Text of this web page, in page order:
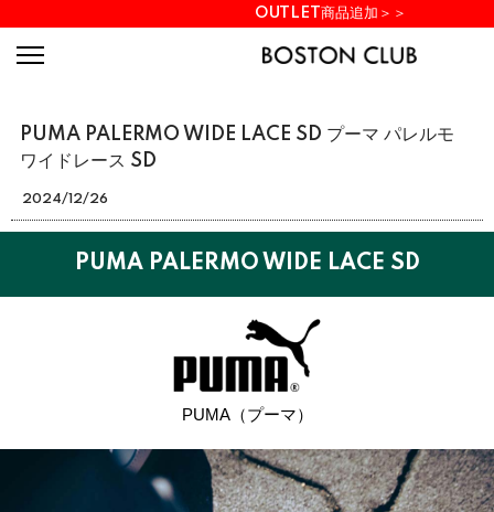
OUTLET商品追加＞＞
PUMA PALERMO WIDE LACE SD プーマ パレルモ
ワイドレース SD
2024/12/26
PUMA PALERMO WIDE LACE SD
PUMA（プーマ）